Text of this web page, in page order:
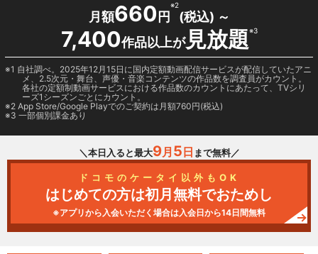
月額660 円
※2
(税込) ～
7,400作品以上が見放題※3
1 自社調べ。2025年12月15日に国内定額動画配信サービスが配信していたアニ
メ、2.5次元・舞台、声優・音楽コンテンツの作品数を調査員がカウント。
各社の定額制動画サービスにおける作品数のカウントにあたって、TVシリ
ーズ1シーズンごとにカウント。
2 App Store/Google Playでのご契約は月額760円(税込)
3 一部個別課金あり
＼本日入ると最大9月 5 日 まで無料／
ドコモのケータイ以外もOK
はじめての方は初月無料でおためし
※アプリから入会いただく場合は入会日から14日間無料